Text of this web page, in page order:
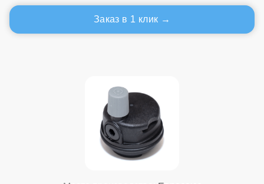
Заказ в 1 клик